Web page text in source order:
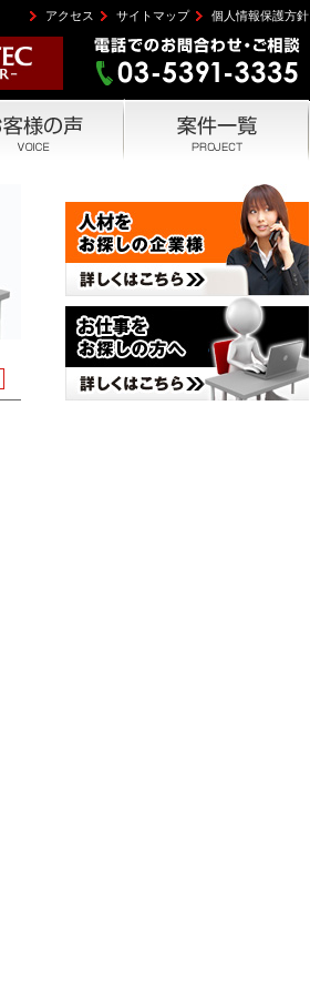
アクセス サイトマップ 個人情報保護方針